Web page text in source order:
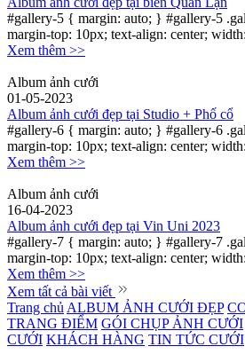
#gallery-5 { margin: auto; } #gallery-5
margin-top: 10px; text-align: center;
Xem thêm >>
Album ảnh cưới
01-05-2023
Album ảnh cưới đẹp tại Studio + Phố cổ
#gallery-6 { margin: auto; } #gallery-6
margin-top: 10px; text-align: center;
Xem thêm >>
Album ảnh cưới
16-04-2023
Album ảnh cưới đẹp tại Vin Uni 2023
#gallery-7 { margin: auto; } #gallery-7
margin-top: 10px; text-align: center;
Xem thêm >>
Xem tất cả bài viết
Trang chủ ALBUM ẢNH CƯỚI ĐẸP
TRANG ĐIỂM GÓI CHỤP ẢNH CƯỚI
CƯỚI KHÁCH HÀNG TIN TỨC CƯỚI